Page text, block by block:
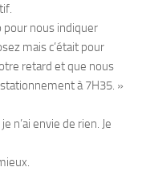
pour nous indiquer
mais c’était pour
retard et que nous
à 7H35. »
n’ai envie de rien. Je